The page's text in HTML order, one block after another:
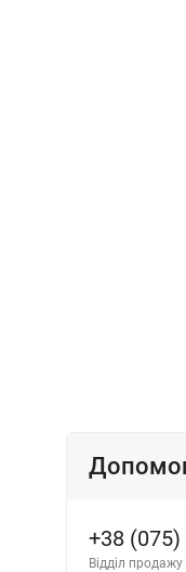
+38
Відділ продажу